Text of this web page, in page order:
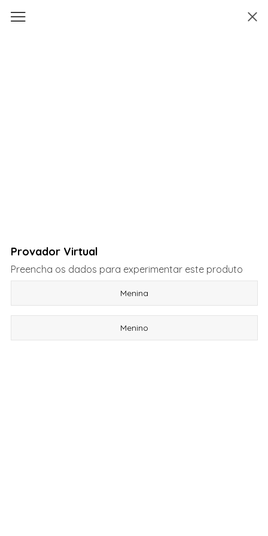
Provador Virtual
Preencha os dados para experimentar este produto
Menina
Menino